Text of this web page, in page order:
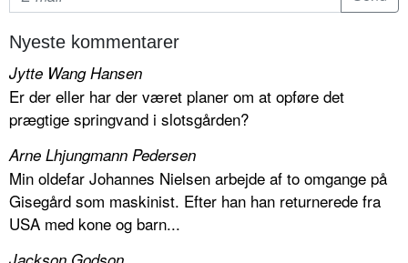
Nyeste kommentarer
Jytte Wang Hansen
Er der eller har der været planer om at opføre det
prægtige springvand i slotsgården?
Arne Lhjungmann Pedersen
Min oldefar Johannes Nielsen arbejde af to omgange på
Gisegård som maskinist. Efter han han returnerede fra
USA med kone og barn...